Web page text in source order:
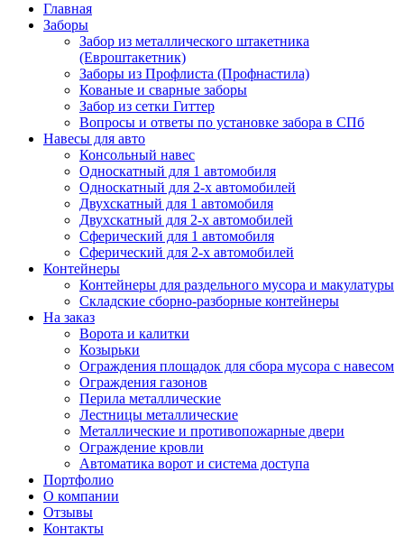
Главная
Заборы
Забор из металлического штакетника
(Евроштакетник)
Заборы из Профлиста (Профнастила)
Кованые и сварные заборы
Забор из сетки Гиттер
Вопросы и ответы по установке забора в СПб
Навесы для авто
Консольный навес
Односкатный для 1 автомобиля
Односкатный для 2-х автомобилей
Двухскатный для 1 автомобиля
Двухскатный для 2-х автомобилей
Сферический для 1 автомобиля
Сферический для 2-х автомобилей
Контейнеры
Контейнеры для раздельного мусора и макулатуры
Складские сборно-разборные контейнеры
На заказ
Ворота и калитки
Козырьки
Ограждения площадок для сбора мусора с навесом
Ограждения газонов
Перила металлические
Лестницы металлические
Металлические и противопожарные двери
Ограждение кровли
Автоматика ворот и система доступа
Портфолио
О компании
Отзывы
Контакты